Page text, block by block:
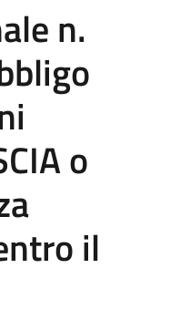
n.
o
il